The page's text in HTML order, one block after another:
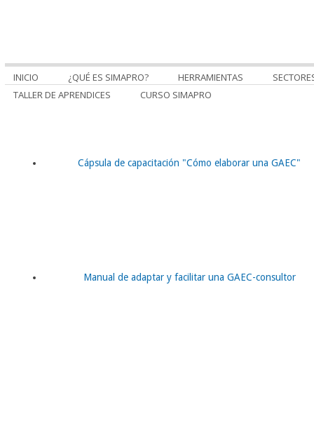
INICIO ¿QUÉ ES SIMAPRO? HERRAMIENTAS
TALLER DE APRENDICES
CURSO SIMAPRO
Cápsula de capacitación "Cómo elaborar una GAEC"
Manual de adaptar y facilitar una GAEC-consultor